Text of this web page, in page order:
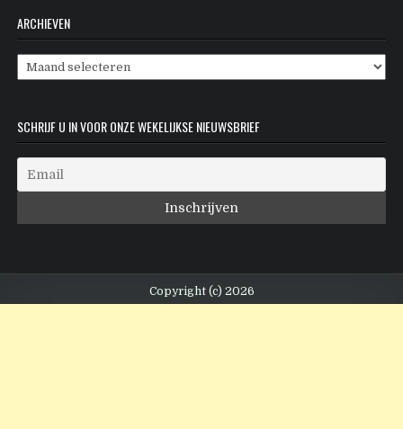
ARCHIEVEN
Archieven
SCHRIJF U IN VOOR ONZE WEKELIJKSE NIEUWSBRIEF
Copyright (c) 2026